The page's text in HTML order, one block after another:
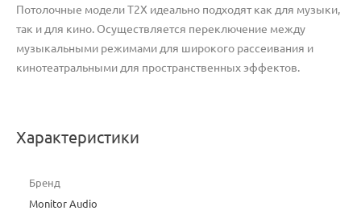
Потолочные модели T2X идеально подходят как для музыки,
так и для кино. Осуществляется переключение между
музыкальными режимами для широкого рассеивания и
кинотеатральными для пространственных эффектов.
Характеристики
Бренд
Monitor Audio